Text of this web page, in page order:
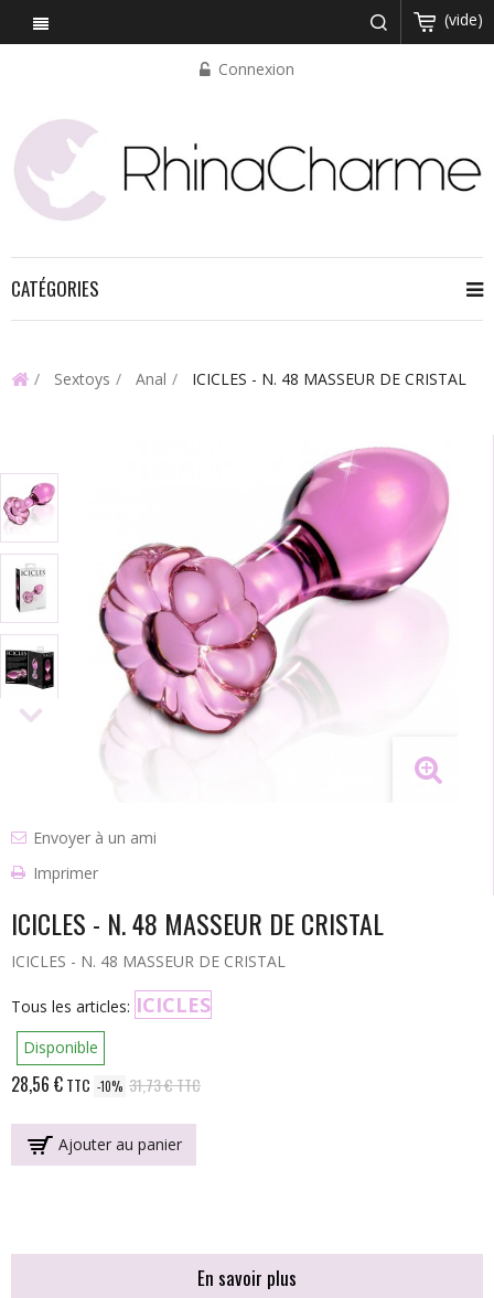
(vide)
Connexion
CATÉGORIES
Sextoys Anal ICICLES - N. 48 MASSEUR DE CRISTAL
Envoyer à un ami
Imprimer
ICICLES - N. 48 MASSEUR DE CRISTAL
ICICLES - N. 48 MASSEUR DE CRISTAL
Tous les articles: ICICLES
Disponible
28,56 €TTC -10% 31,73 €TTC
Ajouter au panier
En savoir plus